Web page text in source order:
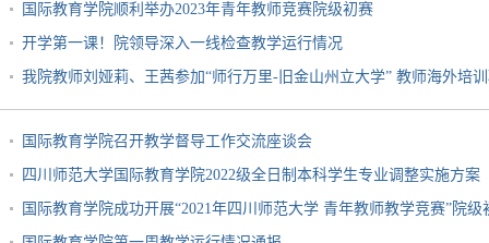
国际教育学院顺利举办2023年青年教师竞赛院级初赛
开学第一课！院领导深入一线检查教学运行情况
我院教师刘娅莉、王茜参加“师行万里-旧金山州立大学” 教师海外培
国际教育学院召开教学督导工作交流座谈会
四川师范大学国际教育学院2022级全日制本科学生专业调整实施方案
国际教育学院成功开展“2021年四川师范大学 青年教师教学竞赛”院级